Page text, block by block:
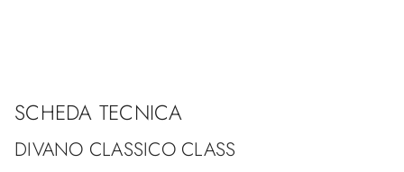
SCHEDA TECNICA
DIVANO CLASSICO CLASS